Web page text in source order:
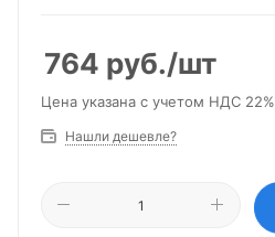
764 руб./шт
Цена указана с учетом НДС 22%
Нашли дешевле?